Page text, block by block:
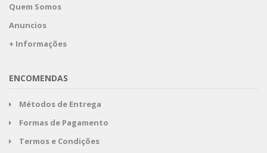
Quem Somos
Anuncios
+ Informações
ENCOMENDAS
Métodos de Entrega
Formas de Pagamento
Termos e Condições